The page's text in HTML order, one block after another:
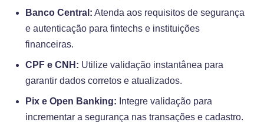
Banco Central: Atenda aos requisitos de segurança
e autenticação para fintechs e instituições
financeiras.
CPF e CNH: Utilize validação instantânea para
garantir dados corretos e atualizados.
Pix e Open Banking: Integre validação para
incrementar a segurança nas transações e cadastro.